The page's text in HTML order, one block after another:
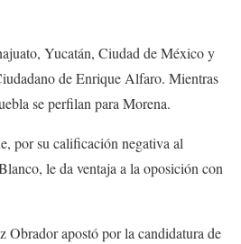
Yucatán, Ciudad de México y
de Enrique Alfaro. Mientras
se perfilan para Morena.
por su calificación negativa al
le da ventaja a la oposición con
Obrador apostó por la candidatura de